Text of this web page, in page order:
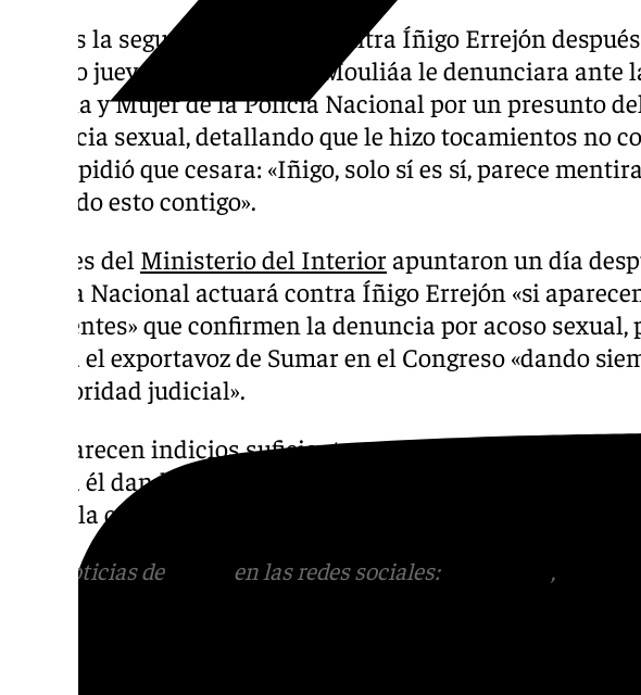
Esta es la segunda denuncia contra Íñigo Errejón
pasado jueves la actriz Elisa Mouliáa le denunciara ante
Familia y Mujer de la Policía Nacional por un presunto
violencia sexual, detallando que le hizo tocamientos no
que le pidió que cesara: «Iñigo, solo sí es sí, parece
pasando esto contigo».
Fuentes del Ministerio del Interior apuntaron un día
Policía Nacional actuará contra Íñigo Errejón «si
suficientes» que confirmen la denuncia por acoso sexual,
contra el exportavoz de Sumar en el Congreso «dando
la autoridad judicial».
«Si aparecen indicios suficientes contra el presunto autor,
contra él dando siempre cuenta de ello a la autoridad
desde la cartera dirigida por Fernando Grande-Marlaska.
Más noticias de en las redes sociales: ,